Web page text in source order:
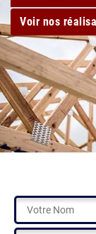
Voir nos